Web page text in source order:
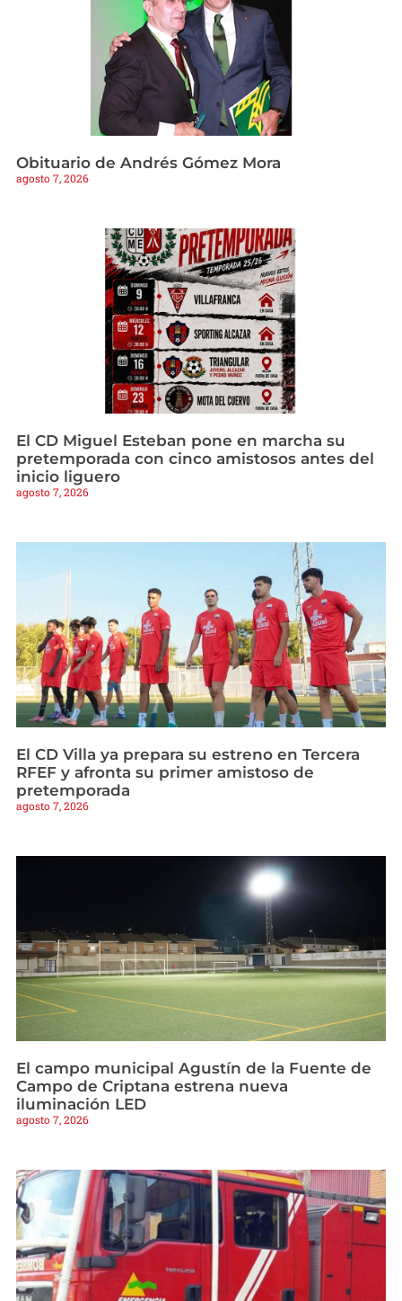
Obituario de Andrés Gómez Mora
agosto 7, 2026
El CD Miguel Esteban pone en marcha su
pretemporada con cinco amistosos antes del
inicio liguero
agosto 7, 2026
El CD Villa ya prepara su estreno en Tercera
RFEF y afronta su primer amistoso de
pretemporada
agosto 7, 2026
El campo municipal Agustín de la Fuente de
Campo de Criptana estrena nueva
iluminación LED
agosto 7, 2026